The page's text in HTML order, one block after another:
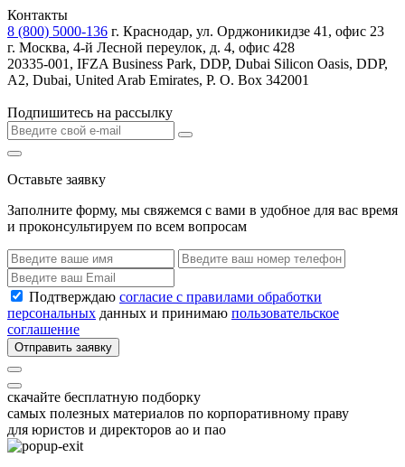
Контакты
8 (800) 5000-136 г. Краснодар, ул. Орджоникидзе 41, офис 23
г. Москва, 4-й Лесной переулок, д. 4, офис 428
20335-001, IFZA Business Park, DDP, Dubai Silicon Oasis, DDP,
A2, Dubai, United Arab Emirates, P. O. Box 342001
Подпишитесь на рассылку
Оставьте заявку
Заполните форму, мы свяжемся с вами в удобное для вас время
и проконсультируем по всем вопросам
Подтверждаю согласие с правилами обработки
персональных данных и принимаю пользовательское
соглашение
Отправить заявку
скачайте бесплатную подборку
самых полезных материалов по корпоративному праву
для юристов и директоров ао и пао